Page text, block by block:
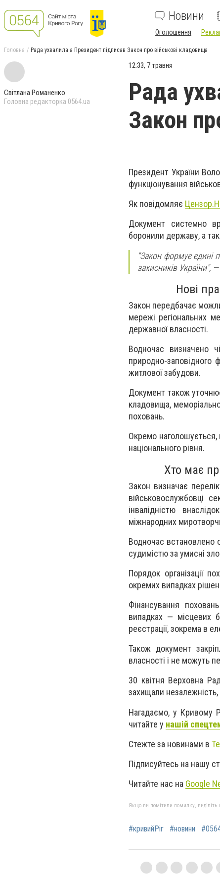
Новини
Оголошення
Головна Рада ухвалила а Президент підписав Закон про військові кладовища
Світлана Романенко
Головна редакторка 0564.ua
12:33, 7 травня
Рада
Закон
Президент України
функціонування
Як повідомляє
Документ системно
боронили державу, а
"Закон формує єдині
захисників України",
Нові
Закон передбачає
мережі регіональних
державної власності.
Водночас визначено
природно-
житлової забудови.
Документ також
кладовища,
поховань.
Окремо наголошується,
національного рівня.
Хто має
Закон визначає
військовослужбовці
інвалідністю
міжнародних
Водночас встановлено
судимістю за умисні
Порядок організації
окремих випадках
Фінансування
випадках — місцевих
реєстрації, зокрема в
Також документ
власності і не можуть
30 квітня Верховна
захищали незалежність,
Нагадаємо, у Кривому
читайте у нашій
Стежте за новинами в
Підписуйтесь на нашу
Читайте нас на Google
Якщо ви помітили помилку, виділіть
#кривийРіг #новини